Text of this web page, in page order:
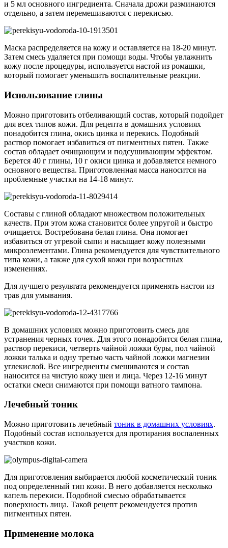
и 5 мл основного ингредиента. Сначала дрожи разминаются
отдельно, а затем перемешиваются с перекисью.
Маска распределяется на кожу и оставляется на 18-20 минут.
Затем смесь удаляется при помощи воды. Чтобы увлажнить
кожу после процедуры, используется настой из ромашки,
который помогает уменьшить воспалительные реакции.
Использование глины
Можно приготовить отбеливающий состав, который подойдет
для всех типов кожи. Для рецепта в домашних условиях
понадобится глина, окись цинка и перекись. Подобный
раствор помогает избавиться от пигментных пятен. Также
состав обладает очищающим и подсушивающим эффектом.
Берется 40 г глины, 10 г окиси цинка и добавляется немного
основного вещества. Приготовленная масса наносится на
проблемные участки на 14-18 минут.
Составы с глиной обладают множеством положительных
качеств. При этом кожа становится более упругой и быстро
очищается. Востребована белая глина. Она помогает
избавиться от угревой сыпи и насыщает кожу полезными
микроэлементами. Глина рекомендуется для чувствительного
типа кожи, а также для сухой кожи при возрастных
изменениях.
Для лучшего результата рекомендуется применять настои из
трав для умывания.
В домашних условиях можно приготовить смесь для
устранения черных точек. Для этого понадобится белая глина,
раствор перекиси, четверть чайной ложки буры, пол чайной
ложки талька и одну третью часть чайной ложки магнезии
углекислой. Все ингредиенты смешиваются и состав
наносится на чистую кожу шеи и лица. Через 12-16 минут
остатки смеси снимаются при помощи ватного тампона.
Лечебный тоник
Можно приготовить лечебный тоник в домашних условиях.
Подобный состав используется для протирания воспаленных
участков кожи.
Для приготовления выбирается любой косметический тоник
под определенный тип кожи. В него добавляется несколько
капель перекиси. Подобной смесью обрабатывается
поверхность лица. Такой рецепт рекомендуется против
пигментных пятен.
Применение молока